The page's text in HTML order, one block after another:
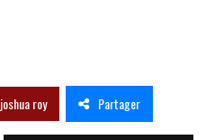
joshua roy Partager